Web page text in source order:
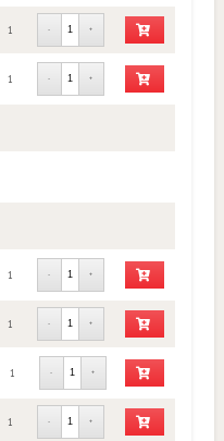
1 - +
1 - +
1 - +
1 - +
1 - +
1 - +